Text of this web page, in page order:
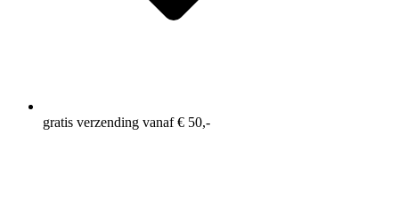
gratis verzending vanaf € 50,-